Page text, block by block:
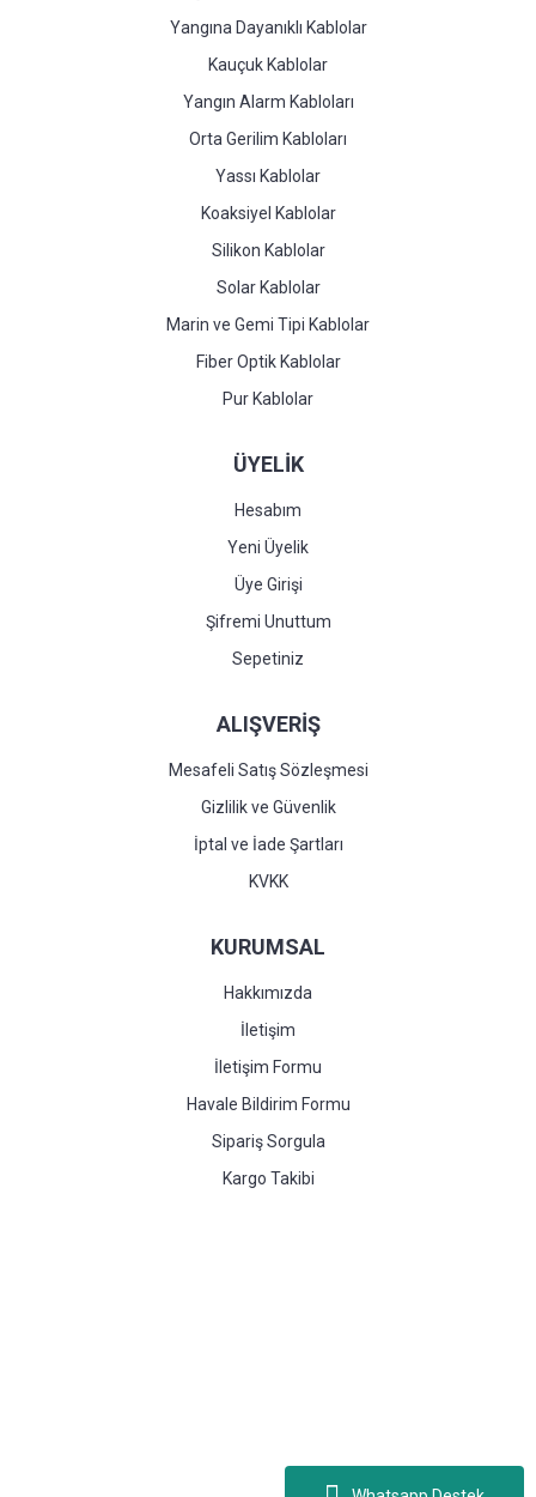
Yangına Dayanıklı Kablolar
Kauçuk Kablolar
Yangın Alarm Kabloları
Orta Gerilim Kabloları
Yassı Kablolar
Koaksiyel Kablolar
Silikon Kablolar
Solar Kablolar
Marin ve Gemi Tipi Kablolar
Fiber Optik Kablolar
Pur Kablolar
ÜYELİK
Hesabım
Yeni Üyelik
Üye Girişi
Şifremi Unuttum
Sepetiniz
ALIŞVERİŞ
Mesafeli Satış Sözleşmesi
Gizlilik ve Güvenlik
İptal ve İade Şartları
KVKK
KURUMSAL
Hakkımızda
İletişim
İletişim Formu
Havale Bildirim Formu
Sipariş Sorgula
Kargo Takibi